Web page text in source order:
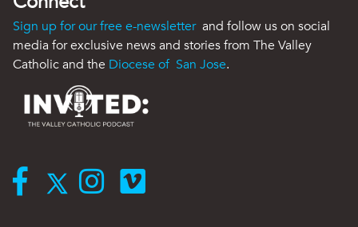
Sign up for our free e-newsletter and follow us on social
media for exclusive news and stories from The Valley
Catholic and the Diocese of San Jose.